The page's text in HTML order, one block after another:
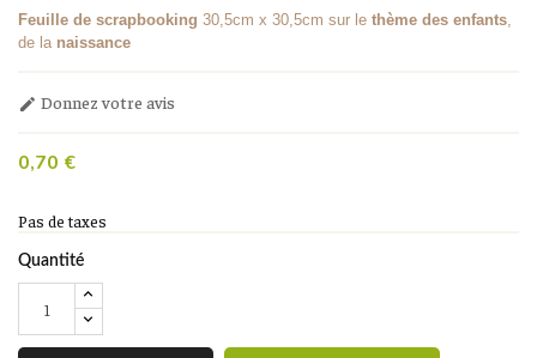
Feuille de scrapbooking 30,5cm x 30,5cm sur le thème des enfants
de la naissance
 Donnez votre avis
0,70 €
Pas de taxes
Quantité